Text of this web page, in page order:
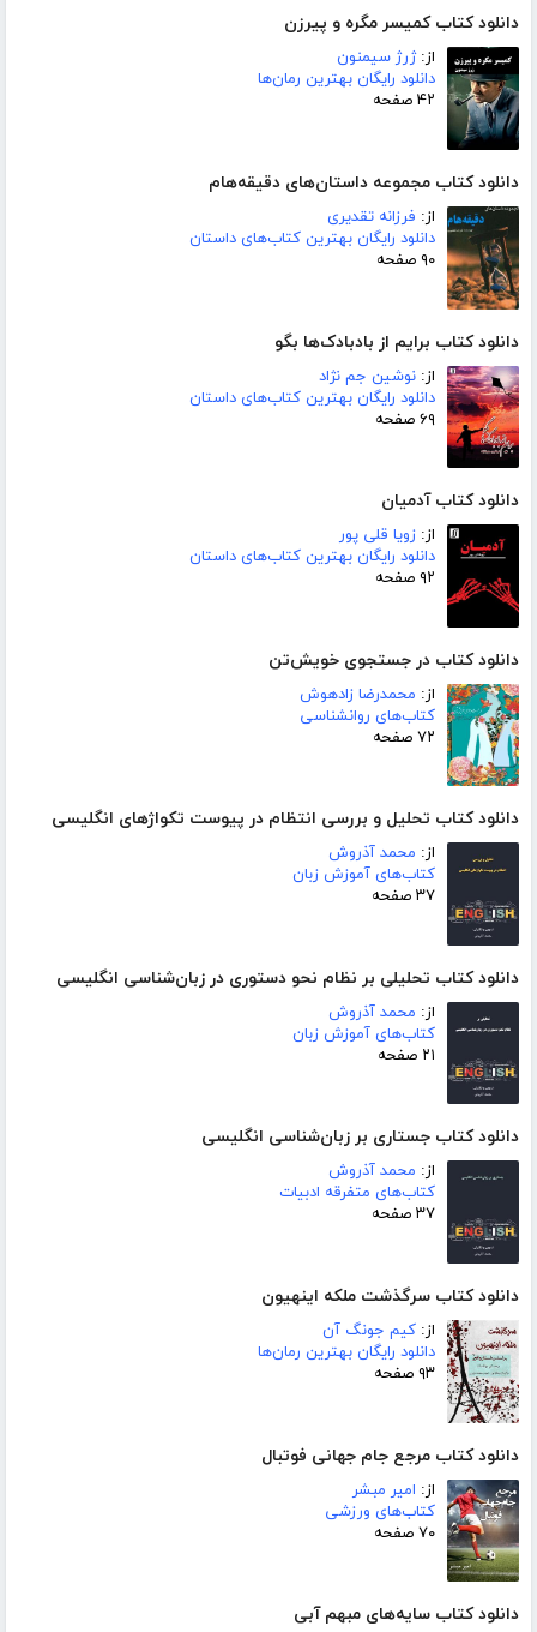
دانلود کتاب کمیسر مگره و پیرزن
از:ژرژ سیمنون
دانلود رایگان بهترین رمان‌ها
۴۲ صفحه
دانلود کتاب مجموعه داستان‌های دقیقه‌هام
از: فرزانه تقدیری
دانلود رایگان بهترین کتاب‌های داستان
۹۰ صفحه
دانلود کتاب برایم از بادبادک‌ها بگو
از: نوشین جم نژاد
دانلود رایگان بهترین کتاب‌های داستان
۶۹ صفحه
دانلود کتاب آدمیان
از: زویا قلی پور
دانلود رایگان بهترین کتاب‌های داستان
۹۲ صفحه
دانلود کتاب در جستجوی خویش‌تن
از: محمدرضا زادهوش
کتاب‌های روانشناسی
۷۲ صفحه
دانلود کتاب تحلیل و بررسی انتظام در پیوست تکواژهای انگلیسی
از: محمد آذروش
کتاب‌های آموزش زبان
۳۷ صفحه
دانلود کتاب تحلیلی بر نظام نحو دستوری در زبان‌شناسی انگلیسی
از: محمد آذروش
کتاب‌های آموزش زبان
۲۱ صفحه
دانلود کتاب جستاری بر زبان‌شناسی انگلیسی
از: محمد آذروش
کتاب‌های متفرقه ادبیات
۳۷ صفحه
دانلود کتاب سرگذشت ملکه اینهیون
از: کیم جونگ آن
دانلود رایگان بهترین رمان‌ها
۹۳ صفحه
دانلود کتاب مرجع جام جهانی فوتبال
از: امیر مبشر
کتاب‌های ورزشی
۷۰ صفحه
دانلود کتاب سایه‌های مبهم آبی